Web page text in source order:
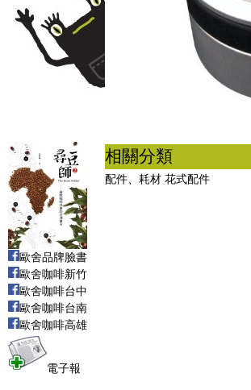
歐舍品牌臉書
歐舍咖啡新竹
歐舍咖啡台中
歐舍咖啡台南
歐舍咖啡高雄
電子報
相關分類
配件、耗材 花式配件